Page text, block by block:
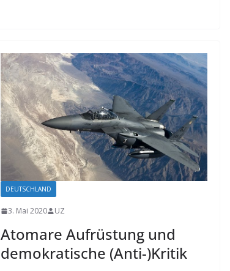
DEUTSCHLAND
3. Mai 2020 UZ
Atomare Aufrüstung und
demokratische (Anti-)Kritik